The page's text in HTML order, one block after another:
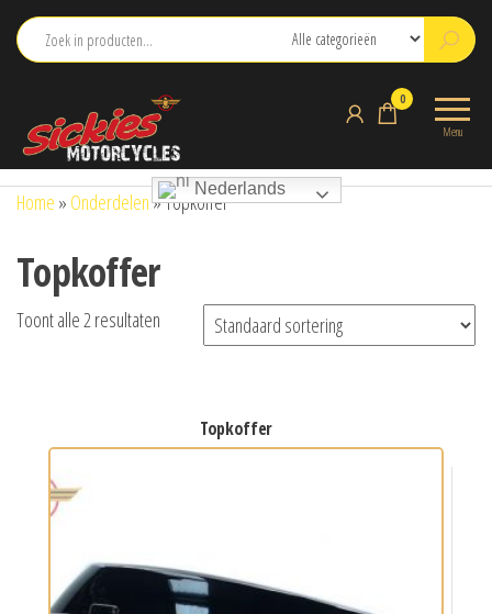
naar
Menu
0
Nederlands
Home » Onderdelen»Topkoffer
Topkoffer
Toont alle 2 resultaten
topkoffer